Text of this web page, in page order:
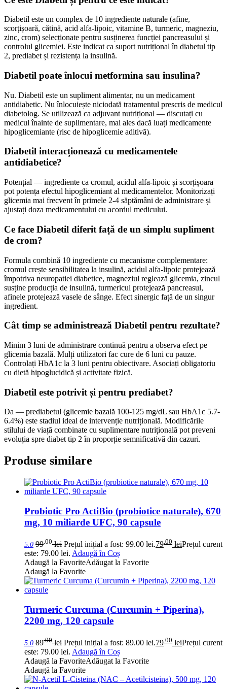
Diabetil este un complex de 10 ingrediente naturale (afine,
scorțișoară, cătină, acid alfa-lipoic, vitamine B, turmeric, magneziu,
zinc, crom) selecționate pentru susținerea funcției pancreasului și
controlul glicemiei. Este indicat ca suport nutrițional în diabetul tip
2, prediabet și rezistența la insulină.
Diabetil poate înlocui metformina sau insulina?
Nu. Diabetil este un supliment alimentar, nu un medicament
antidiabetic. Nu înlocuiește niciodată tratamentul prescris de medicul
diabetolog. Se utilizează ca adjuvant nutrițional — discutați cu
medicul înainte de suplimentare, mai ales dacă luați medicamente
hipoglicemiante (risc de hipoglicemie aditivă).
Diabetil interacționează cu medicamentele
antidiabetice?
Potențial — ingrediente ca cromul, acidul alfa-lipoic și scorțișoara
pot potența efectul hipoglicemiant al medicamentelor. Monitorizați
glicemia mai frecvent în primele 2-4 săptămâni de administrare și
ajustați doza medicamentului cu acordul medicului.
Ce face Diabetil diferit față de un simplu supliment
de crom?
Formula combină 10 ingrediente cu mecanisme complementare:
cromul crește sensibilitatea la insulină, acidul alfa-lipoic protejează
împotriva neuropatiei diabetice, magneziul reglează glicemia, zincul
susține producția de insulină, turmericul protejează pancreasul,
afinele protejează vasele de sânge. Efect sinergic față de un singur
ingredient.
Cât timp se administrează Diabetil pentru rezultate?
Minim 3 luni de administrare continuă pentru a observa efect pe
glicemia bazală. Mulți utilizatori fac cure de 6 luni cu pauze.
Controlați HbA1c la 3 luni pentru obiectivare. Asociați obligatoriu
cu dietă hipoglucidică și activitate fizică.
Diabetil este potrivit și pentru prediabet?
Da — prediabetul (glicemie bazală 100-125 mg/dL sau HbA1c 5.7-
6.4%) este stadiul ideal de intervenție nutrițională. Modificările
stilului de viață combinate cu suplimentare nutrițională pot preveni
evoluția spre diabet tip 2 în proporție semnificativă din cazuri.
Produse similare
Probiotic Pro ActiBio (probiotice naturale), 670
mg, 10 miliarde UFC, 90 capsule
5.0 99.00 lei Prețul inițial a fost: 99.00 lei.79 .00 leiPrețul curent
este: 79.00 lei. Adaugă în Coș
Adaugă la FavoriteAdăugat la Favorite
Adaugă la Favorite
Turmeric Curcuma (Curcumin + Piperina),
2200 mg, 120 capsule
5.0 89.00 lei Prețul inițial a fost: 89.00 lei.79 .00 leiPrețul curent
este: 79.00 lei. Adaugă în Coș
Adaugă la FavoriteAdăugat la Favorite
Adaugă la Favorite